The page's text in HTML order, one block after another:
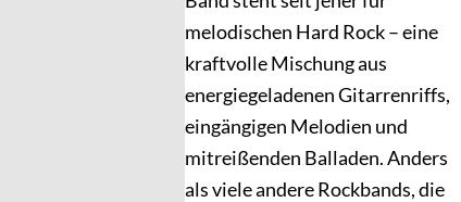
melodischen Hard Rock – eine
kraftvolle Mischung aus
energiegeladenen Gitarrenriffs,
eingängigen Melodien und
mitreißenden Balladen. Anders
als viele andere Rockbands, die